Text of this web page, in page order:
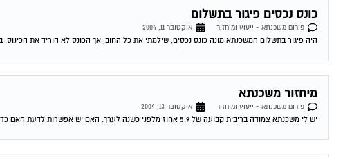
כונס נכסים פיגור בתשלום
פורום משכנתא - ייעוץ ומיחזור
אוקטובר 11, 2004
היה פיגור בתשלום המשכנתא מונה כונס נכסים, שילמתי את כל החוב, אך הכונס לא הוריד את
מיחזור משכנתא
פורום משכנתא - ייעוץ ומיחזור
אוקטובר 13, 2004
יש לי משכנתא צמודה בריבית קבועה של 5.9 אחוז מלפני כשנה לערך. האם יש אפשרות לדעת האם כדאי לי לשנות אותה מאחר והיום המשכנתאות זולות...